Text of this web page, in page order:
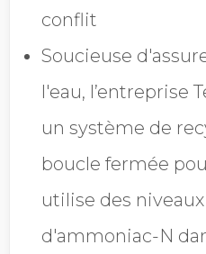
conflit
Soucieuse
l'eau, l’entreprise
un système de
boucle fermée
utilise des
d'ammoniac-N